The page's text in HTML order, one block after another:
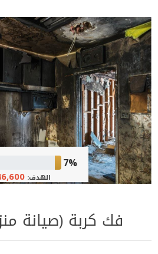
7%
الهدف:46,600
فك كربة (صيانة